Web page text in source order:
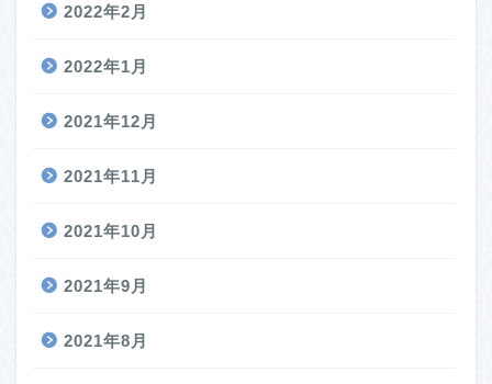
2022年2月
2022年1月
2021年12月
2021年11月
2021年10月
2021年9月
2021年8月